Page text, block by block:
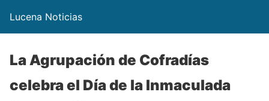
Lucena Noticias
La Agrupación de Cofradías
celebra el Día de la Inmaculada